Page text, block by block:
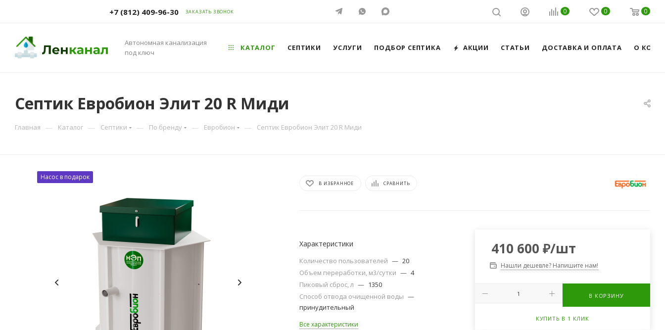
+7 (812) 409-96-30 ЗАКАЗАТЬ ЗВОНОК 0 0 0
Автономная канализация
под ключ
КАТАЛОГ СЕПТИКИ УСЛУГИ ПОДБОР СЕПТИКА АКЦИИ СТАТЬИ ДОСТАВКА И ОПЛАТА О
Септик Евробион Элит 20 R Миди
Главная — Каталог — Септики — По бренду — Евробион — Септик Евробион Элит 20 R Миди
Насос в подарок
В ИЗБРАННОЕ СРАВНИТЬ
Характеристики
Количество пользователей — 20
Объем переработки, м3/сутки — 4
Пиковый сброс, л — 1350
Способ отвода очищенной воды —
принудительный
Все характеристики
410 600 ₽/шт
Нашли дешевле? Напишите нам!
В КОРЗИНУ
КУПИТЬ В 1 КЛИК